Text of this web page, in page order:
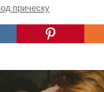
прическу